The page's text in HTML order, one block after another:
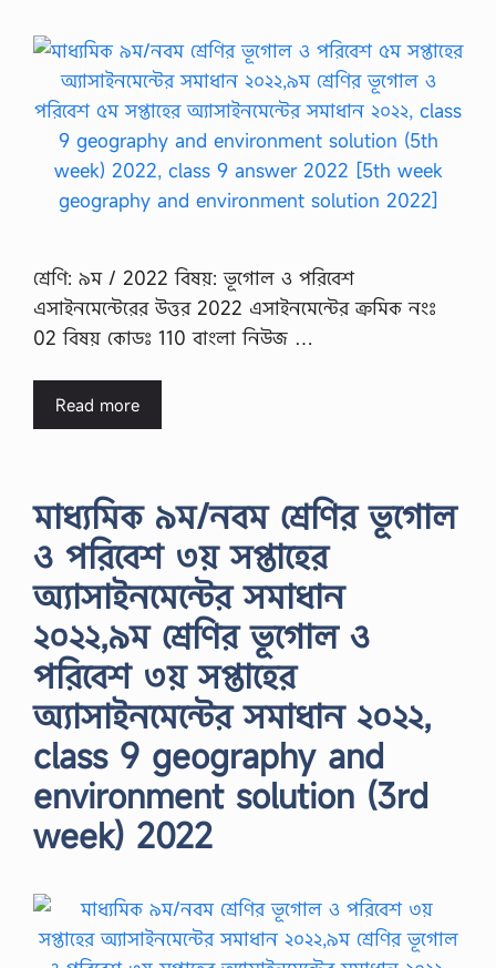
শ্রেণি: ৯ম / 2022 বিষয়: ভূগোল ও পরিবেশ
এসাইনমেন্টেরের উত্তর 2022 এসাইনমেন্টের ক্রমিক নংঃ
02 বিষয় কোডঃ 110 বাংলা নিউজ …
Read more
মাধ্যমিক ৯ম/নবম শ্রেণির ভূগোল
ও পরিবেশ ৩য় সপ্তাহের
অ্যাসাইনমেন্টের সমাধান
২০২২,৯ম শ্রেণির ভূগোল ও
পরিবেশ ৩য় সপ্তাহের
অ্যাসাইনমেন্টের সমাধান ২০২২,
class 9 geography and
environment solution (3rd
week) 2022